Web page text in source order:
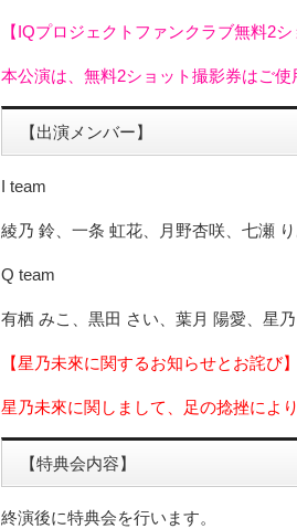
【IQプロジェクトファンクラブ無料2
本公演は、無料2ショット撮影券はご使
【出演メンバー】
I team
綾乃 鈴、一条 虹花、月野杏咲、七瀬
Q team
有栖 みこ、黒田 さい、葉月 陽愛、星
【星乃未來に関するお知らせとお詫び】
星乃未來に関しまして、足の捻挫によ
【特典会内容】
終演後に特典会を行います。